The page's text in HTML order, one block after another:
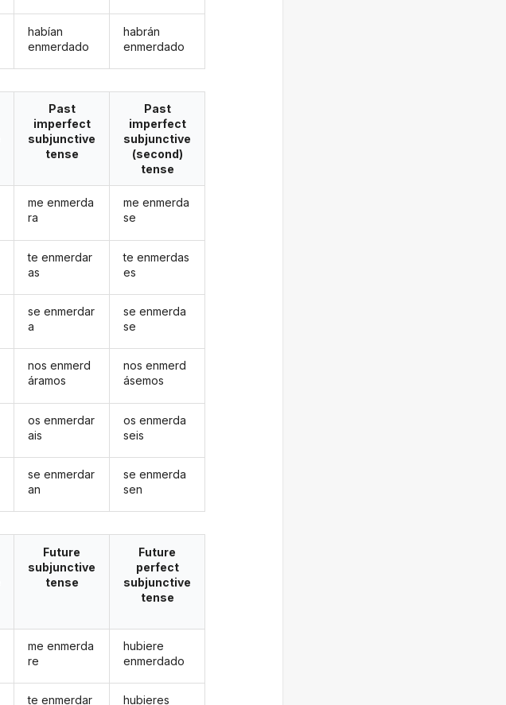
habían
enmerdado
habrán
enmerdado
Past
imperfect
subjunctive
tense
me enmerda
ra
te enmerdar
as
se enmerdar
a
nos enmerd
áramos
os enmerdar
ais
se enmerdar
an
Past
imperfect
subjunctive
(second)
tense
me enmerda
se
te enmerdas
es
se enmerda
se
nos enmerd
ásemos
os enmerda
seis
se enmerda
sen
Future
subjunctive
tense
me enmerda
re
te enmerdar
Future
perfect
subjunctive
tense
hubiere
enmerdado
hubieres